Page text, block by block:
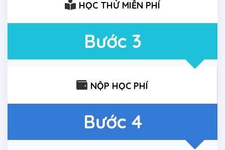
HỌC THỬ MIỄN PHÍ
Bước 3
NỘP HỌC PHÍ
Bước 4